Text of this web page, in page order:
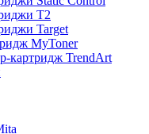
T2
Target
MyToner
картридж TrendArt